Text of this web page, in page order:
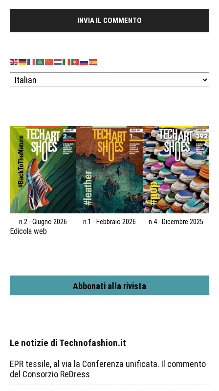
n.2 - Giugno 2026 n.1 - Febbraio 2026 n.4 - Dicembre 2025
Edicola web
Abbonati alla rivista
Le notizie di Technofashion.it
EPR tessile, al via la Conferenza unificata. Il commento
del Consorzio ReDress